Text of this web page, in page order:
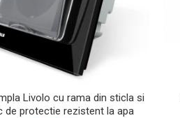
Livolo cu rama din sticla si
de protectie rezistent la apa